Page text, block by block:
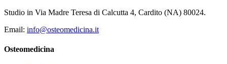
Studio in Via Madre Teresa di Calcutta 4, Cardito (NA) 80024.
Email: info@osteomedicina.it
Osteomedicina